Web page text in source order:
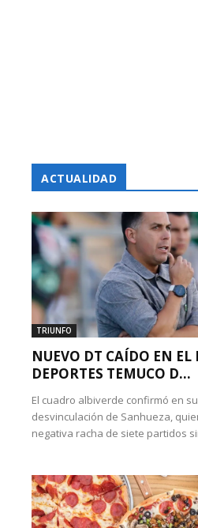
ACTUALIDAD
TRIUNFO
NUEVO DT CAÍDO EN
DEPORTES TEMUCO D...
El cuadro albiverde confirmó en
desvinculación de Sanhueza,
negativa racha de siete partidos